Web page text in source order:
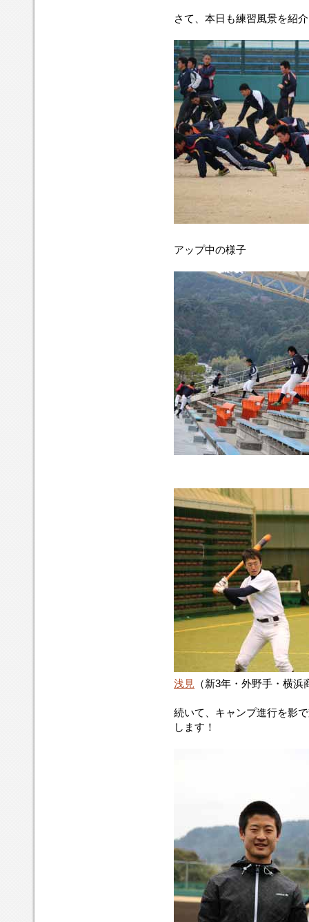
さて、本日も練習風景を紹
アップ中の様子
浅見 （新3年・外野手・横浜
続いて、キャンプ進行を影
します！